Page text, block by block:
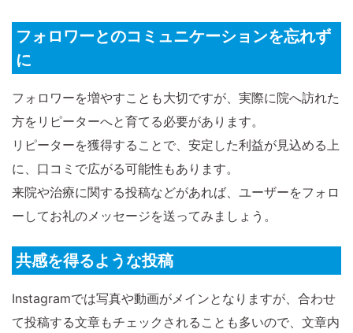
フォロワーとのコミュニケーションを忘れず
に
フォロワーを増やすことも大切ですが、実際に院へ訪れた
方をリピーターへと育てる必要があります。
リピーターを獲得することで、安定した利益が見込める上
に、口コミで広がる可能性もあります。
来院や治療に関する投稿などがあれば、ユーザーをフォロ
ーしてお礼のメッセージを送ってみましょう。
共感を得るような投稿
Instagramでは写真や動画がメインとなりますが、合わせ
て投稿する文章もチェックされることも多いので、文章内